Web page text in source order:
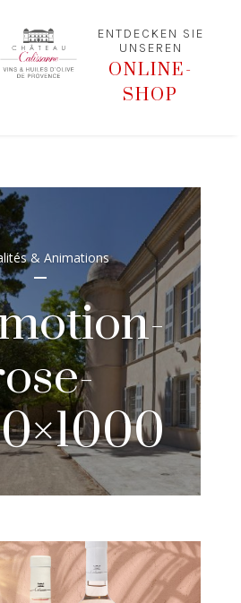
ENTDECKEN SIE
UNSEREN
ONLINE-
SHOP
& Animations